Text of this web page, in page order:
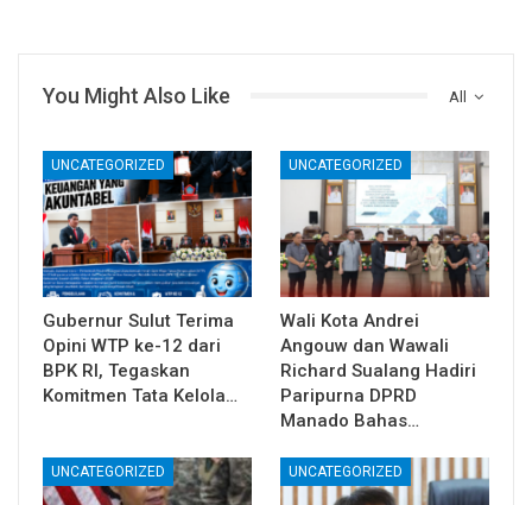
All
You Might Also Like
UNCATEGORIZED
Gubernur Sulut Terima
Opini WTP ke-12 dari
BPK RI, Tegaskan
Komitmen Tata Kelola…
UNCATEGORIZED
Wali Kota Andrei
Angouw dan Wawali
Richard Sualang Hadiri
Paripurna DPRD
Manado Bahas…
UNCATEGORIZED UNCATEGORIZED